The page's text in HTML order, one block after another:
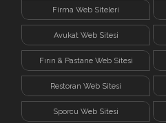
Kitap
Firma Web Siteleri
Avukat Web Sitesi
Fırın & Pastane Web Sitesi
Restoran Web Sitesi
Sporcu Web Sitesi